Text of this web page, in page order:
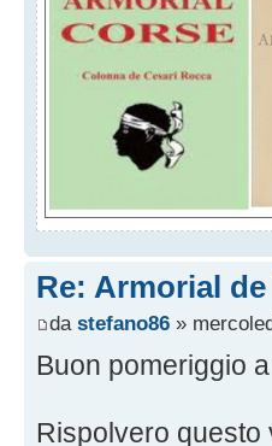
Re: Armorial
da stefano86 »
Buon pomeriggio
Rispolvero